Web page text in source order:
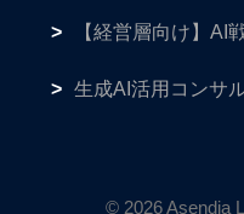
【経営層向け】AI
生成AI活用コンサ
© 2026 Asendia